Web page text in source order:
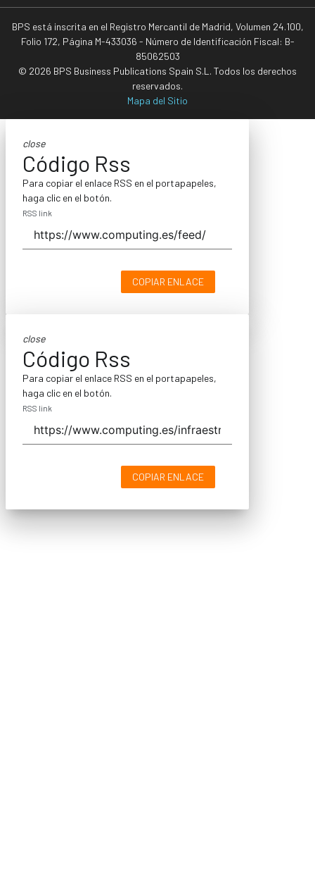
BPS está inscrita en el Registro Mercantil de Madrid, Volumen 24.100,
Folio 172, Página M-433036 - Número de Identificación Fiscal: B-
85062503
© 2026 BPS Business Publications Spain S.L. Todos los derechos
reservados.
Mapa del Sitio
close
Código Rss
Para copiar el enlace RSS en el portapapeles,
haga clic en el botón.
RSS link
COPIAR ENLACE
close
Código Rss
Para copiar el enlace RSS en el portapapeles,
haga clic en el botón.
RSS link
COPIAR ENLACE